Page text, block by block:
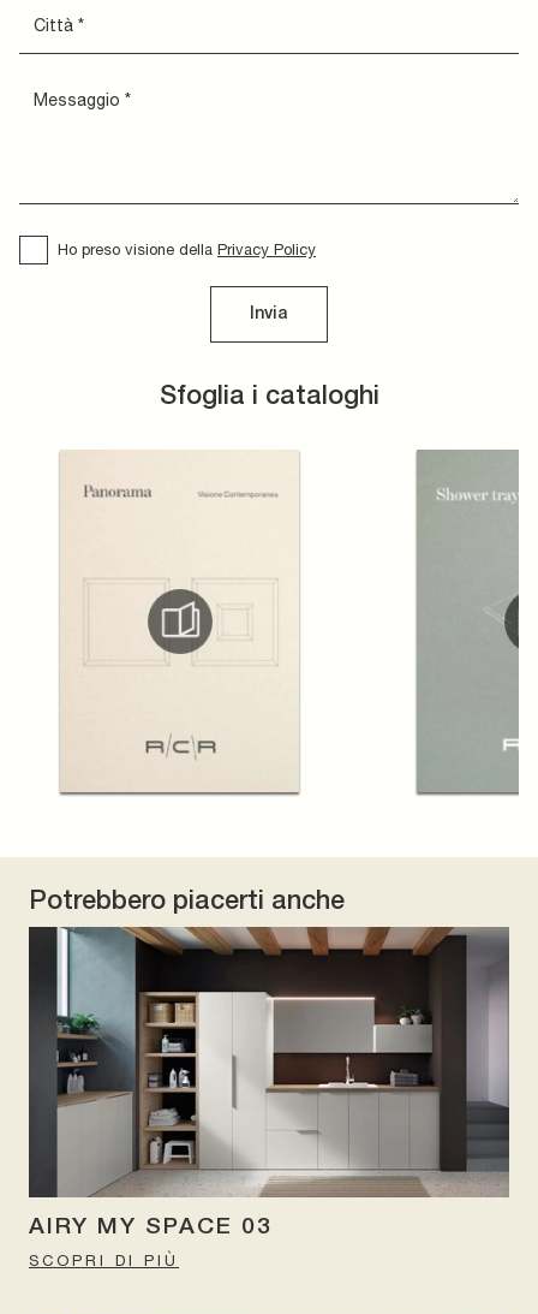
Sfoglia i cataloghi
Ho preso visione della Privacy Policy
Invia
Potrebbero piacerti anche
AIRY MY SPACE 03
SCOPRI DI PIÙ